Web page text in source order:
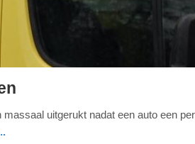
uitgerukt nadat een auto een